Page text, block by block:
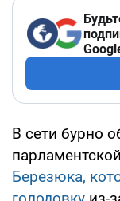
В сети бурно
Березюка,